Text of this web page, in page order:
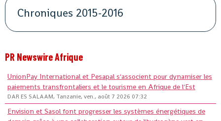
Chroniques 2015-2016
PR Newswire Afrique
UnionPay International et Pesapal s'associent pour dynamiser les
paiements transfrontaliers et le tourisme en Afrique de l'Est
DAR ES SALAAM, Tanzanie, ven., août 7 2026 07:32
Envision et Sasol font progresser les systèmes énergétiques de